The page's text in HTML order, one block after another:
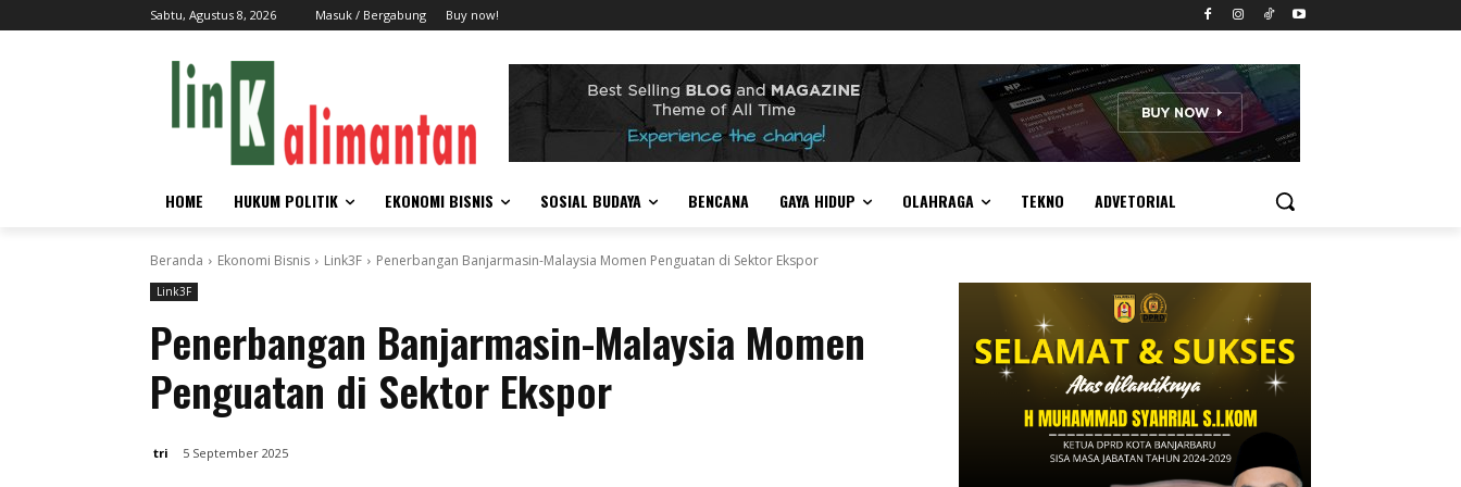
Sabtu, Agustus 8, 2026 Masuk / Bergabung Buy now!
HOME HUKUM POLITIK EKONOMI BISNIS SOSIAL BUDAYA BENCANA GAYA HIDUP OLAHRAGA TEKNO ADVETORIAL
Beranda Ekonomi Bisnis Link3F Penerbangan Banjarmasin-Malaysia Momen Penguatan di Sektor Ekspor
Link3F
Penerbangan Banjarmasin-Malaysia Momen
Penguatan di Sektor Ekspor
tri 5 September 2025